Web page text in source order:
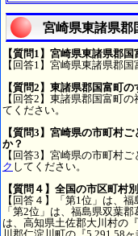
宮崎県東諸県郡
【質問1】宮崎県東諸県郡
【回答1】宮崎県東諸県郡
【質問2】東諸県郡国富町
【回答2】東諸県郡国富町の
てください。
【質問3】宮崎県の市町村
か？
【回答3】宮崎県の市町村ご
ク してください。
【質問４】全国の市区町村
【回答４】「第1位」は、
「第2位」は、福島県双葉
は、高知県土佐郡大川村の